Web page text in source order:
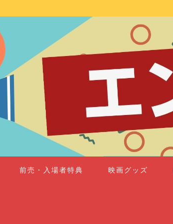
前売・入場者特典 映画グッズ